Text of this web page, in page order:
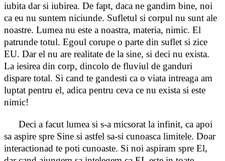
iubita dar si iubirea. De fapt, daca ne gandim bine, noi
ca eu nu suntem niciunde. Sufletul si corpul nu sunt ale
noastre. Lumea nu este a noastra, materia, nimic. El
patrunde totul. Egoul corupe o parte din suflet si zice
EU. Dar el nu are realitate de la sine, si deci nu exista.
La iesirea din corp, dincolo de fluviul de ganduri
dispare total. Si cand te gandesti ca o viata intreaga am
luptat pentru el, adica pentru ceva ce nu exista si este
nimic!
Deci a facut lumea si s-a micsorat la infinit, ca apoi
sa aspire spre Sine si astfel sa-si cunoasca limitele. Doar
interactionad te poti cunoaste. Si noi aspiram spre El,